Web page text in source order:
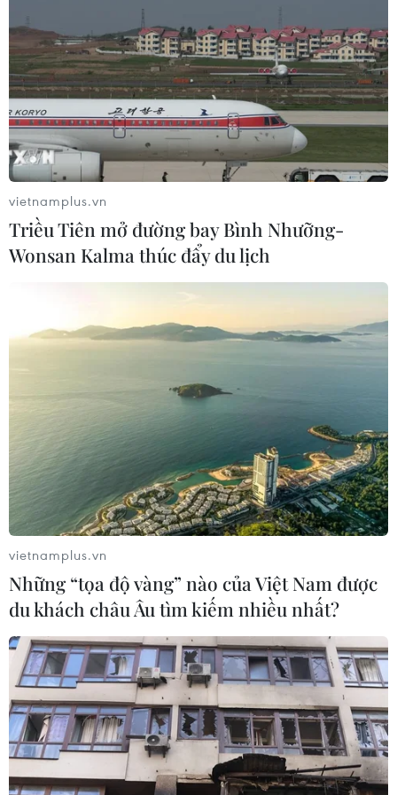
#xu hướng trang điểm #làn da #kem nền
Theo dõi VietnamPlus
TIN LIÊN QUAN
vietnamplus.vn
Triều Tiên mở đường bay Bình Nhưỡng-
Wonsan Kalma thúc đẩy du lịch
vietnamplus.vn
Những “tọa độ vàng” nào của Việt Nam được
du khách châu Âu tìm kiếm nhiều nhất?